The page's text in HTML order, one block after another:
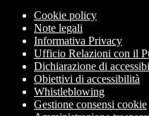
Cookie policy
Note legali
Informativa Privacy
Ufficio Relazioni con il
Dichiarazione di
Obiettivi di accessibilità
Whistleblowing
Gestione consensi cookie